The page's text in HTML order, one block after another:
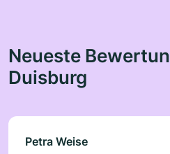
Neueste
Duisburg
Petra Weise